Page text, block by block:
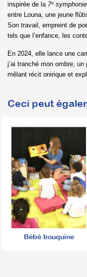
inspirée de la7ᵉ symphonie
entre Louna, une jeune
Son travail, empreint de
tels que l’enfance, les
En 2024, elle lance une
j’ai tranché mon ombre,
mêlant récit onirique et
Ceci peut
Bébé bouquine